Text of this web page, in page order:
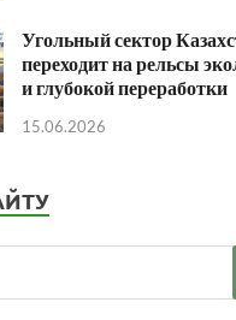
Угольный сектор
переходит на рельсы
и глубокой переработки
15.06.2026